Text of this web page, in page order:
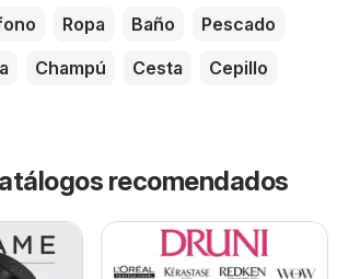
Ropa Baño
Pescado
Champú Cesta
Cepillo
recomendados